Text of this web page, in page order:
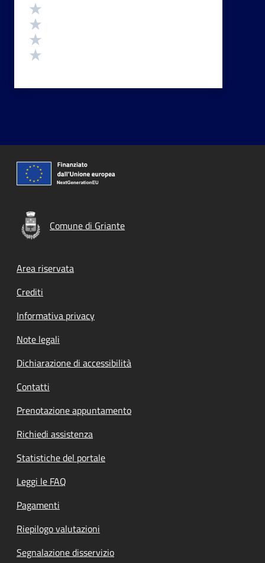
Comune di Griante
Footer menu
Area riservata
Crediti
Informativa privacy
Note legali
Dichiarazione di accessibilità
Contatti
Prenotazione appuntamento
Richiedi assistenza
Statistiche del portale
Leggi le FAQ
Pagamenti
Riepilogo valutazioni
Segnalazione disservizio